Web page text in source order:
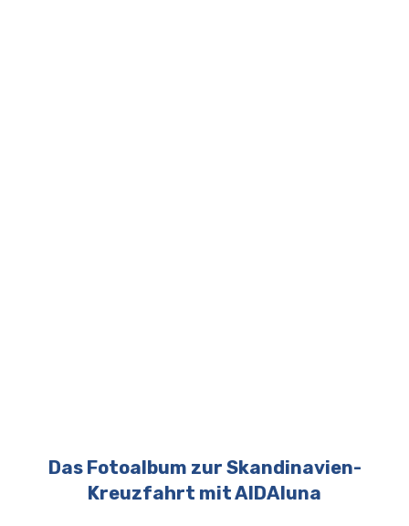
Das Fotoalbum zur Skandinavien-
Kreuzfahrt mit AIDAluna